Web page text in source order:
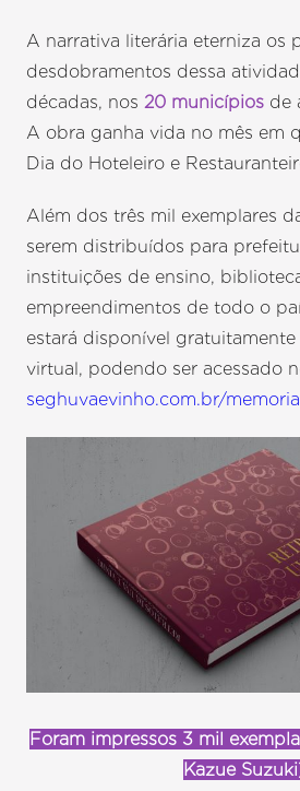
A narrativa literária eterniza os
desdobramentos dessa
décadas, nos 20 municípios de
A obra ganha vida no mês em
Dia do Hoteleiro e
Além dos três mil exemplares
serem distribuídos para
instituições de ensino,
empreendimentos de todo o
estará disponível
virtual, podendo ser acessado
seghuvaevinho.com.br/memoria
Foram impressos 3 mil
Kazue